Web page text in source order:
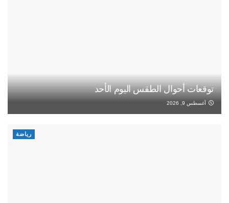
توقعات أحوال الطقس اليوم الأحد
أغسطس 9, 2026
رياضة